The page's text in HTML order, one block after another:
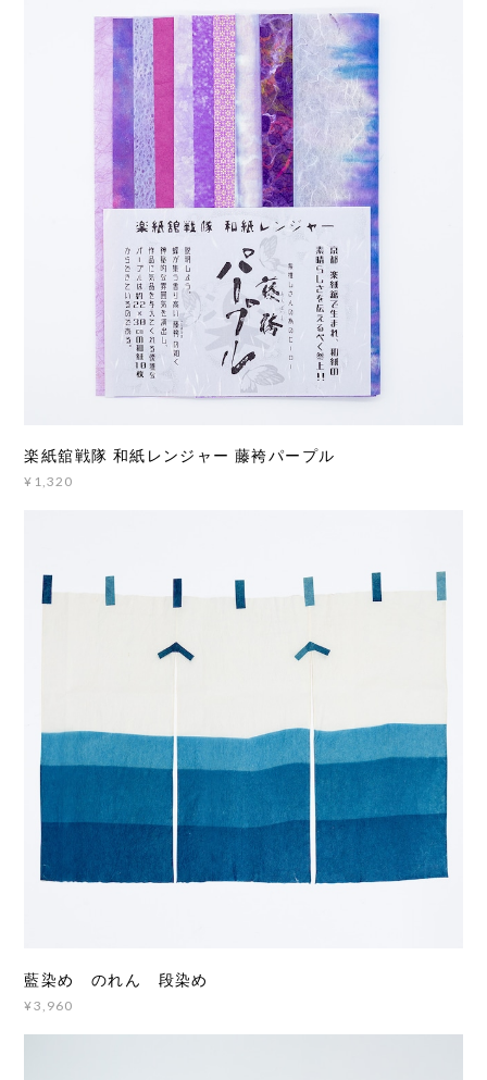
楽紙舘戦隊 和紙レンジャー 藤袴パープル
¥1,320
藍染め のれん 段染め
¥3,960